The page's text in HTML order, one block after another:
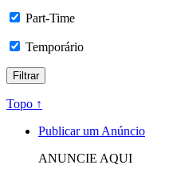
Part-Time
Temporário
Topo ↑
Publicar um Anúncio
ANUNCIE AQUI